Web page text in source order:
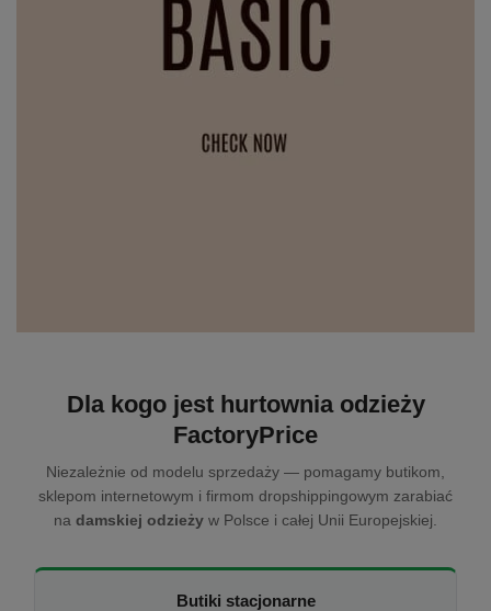
Dla kogo jest hurtownia odzieży
FactoryPrice
Niezależnie od modelu sprzedaży — pomagamy butikom,
sklepom internetowym i firmom dropshippingowym zarabiać
na damskiej odzieży w Polsce i całej Unii Europejskiej.
Butiki stacjonarne